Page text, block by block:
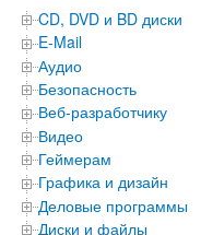
CD, DVD и BD диски
E-Mail
Аудио
Безопасность
Веб-разработчику
Видео
Геймерам
Графика и дизайн
Деловые программы
Диски и файлы